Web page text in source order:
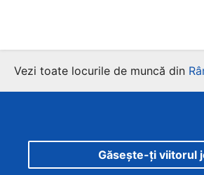
Vezi toate locurile de muncă din
Găsește-ți viitorul